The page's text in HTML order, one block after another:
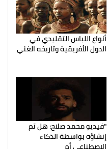
أنواع اللباس التقليدي في
الدول الأفريقية وتاريخه الغني
"فيديو محمد صلاح: هل تم
إنشاؤه بواسطة الذكاء